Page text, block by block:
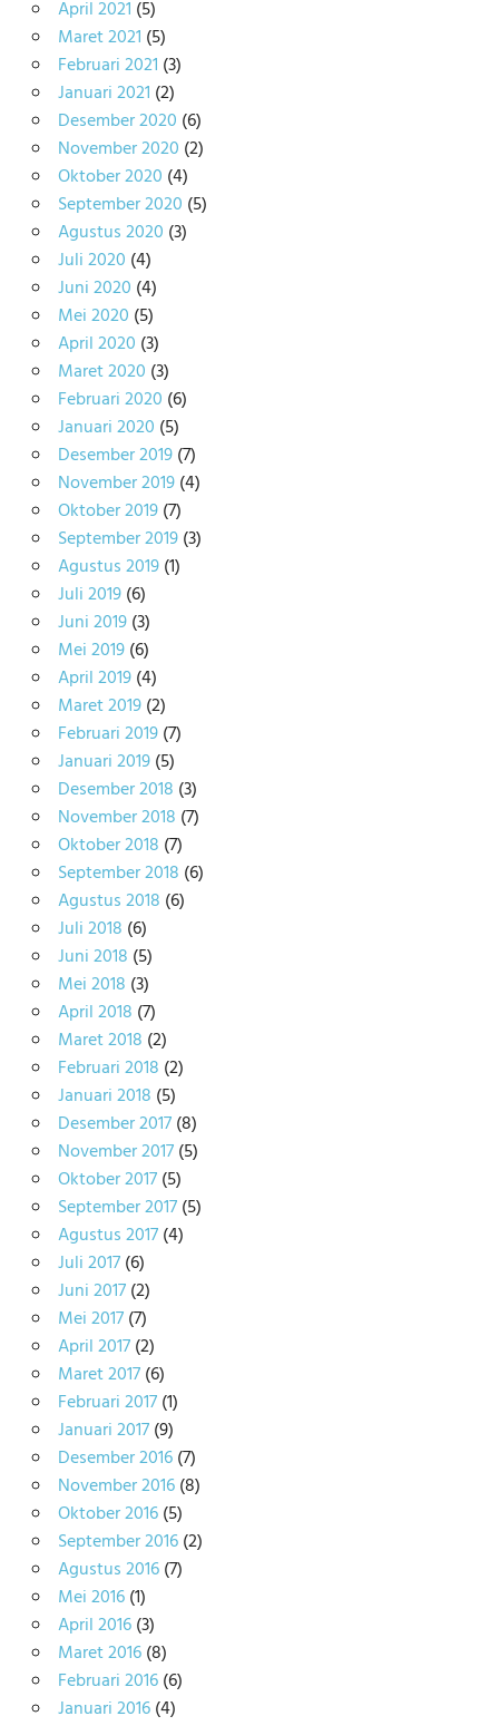
April 2021 (5)
Maret 2021 (5)
Februari 2021 (3)
Januari 2021 (2)
Desember 2020 (6)
November 2020 (2)
Oktober 2020 (4)
September 2020 (5)
Agustus 2020 (3)
Juli 2020 (4)
Juni 2020 (4)
Mei 2020 (5)
April 2020 (3)
Maret 2020 (3)
Februari 2020 (6)
Januari 2020 (5)
Desember 2019(7)
November 2019(4)
Oktober 2019(7)
September 2019(3)
Agustus 2019(1)
Juli 2019(6)
Juni 2019(3)
Mei 2019(6)
April 2019(4)
Maret 2019(2)
Februari 2019(7)
Januari 2019(5)
Desember 2018 (3)
November 2018 (7)
Oktober 2018 (7)
September 2018 (6)
Agustus 2018 (6)
Juli 2018 (6)
Juni 2018 (5)
Mei 2018 (3)
April 2018 (7)
Maret 2018 (2)
Februari 2018 (2)
Januari 2018 (5)
Desember 2017(8)
November 2017(5)
Oktober 2017(5)
September 2017(5)
Agustus 2017(4)
Juli 2017(6)
Juni 2017(2)
Mei 2017(7)
April 2017(2)
Maret 2017(6)
Februari 2017(1)
Januari 2017(9)
Desember 2016(7)
November 2016(8)
Oktober 2016(5)
September 2016(2)
Agustus 2016(7)
Mei 2016(1)
April 2016(3)
Maret 2016(8)
Februari 2016(6)
Januari 2016(4)